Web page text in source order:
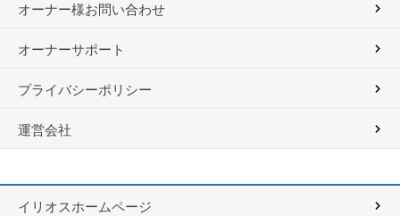
オーナー様お問い合わせ
オーナーサポート
プライバシーポリシー
運営会社
イリオスホームページ